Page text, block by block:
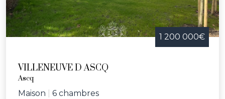
1 200 000€
VILLENEUVE D ASCQ
Ascq
Maison 6 chambres